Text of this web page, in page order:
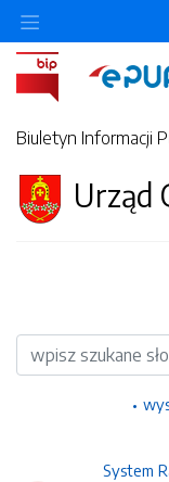
Biuletyn Informacji
Urząd
Wyszukiwarka
System